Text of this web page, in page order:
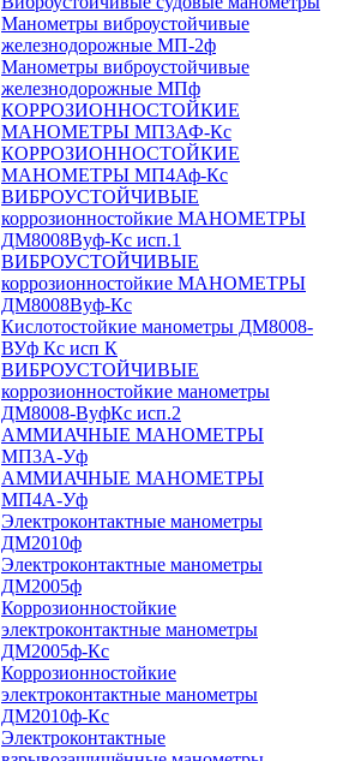
Манометры виброустойчивые
железнодорожные МП-2ф
Манометры виброустойчивые
железнодорожные МПф
КОРРОЗИОННОСТОЙКИЕ
МАНОМЕТРЫ МП3АФ-Кс
КОРРОЗИОННОСТОЙКИЕ
МАНОМЕТРЫ МП4Аф-Кс
ВИБРОУСТОЙЧИВЫЕ
коррозионностойкие МАНОМЕТРЫ
ДМ8008Вуф-Кс исп.1
ВИБРОУСТОЙЧИВЫЕ
коррозионностойкие МАНОМЕТРЫ
ДМ8008Вуф-Кс
Кислотостойкие манометры ДМ8008-
ВУф Кс исп К
ВИБРОУСТОЙЧИВЫЕ
коррозионностойкие манометры
ДМ8008-ВуфКс исп.2
АММИАЧНЫЕ МАНОМЕТРЫ
МП3А-Уф
АММИАЧНЫЕ МАНОМЕТРЫ
МП4А-Уф
Электроконтактные манометры
ДМ2010ф
Электроконтактные манометры
ДМ2005ф
Коррозионностойкие
электроконтактные манометры
ДМ2005ф-Кс
Коррозионностойкие
электроконтактные манометры
ДМ2010ф-Кс
Электроконтактные